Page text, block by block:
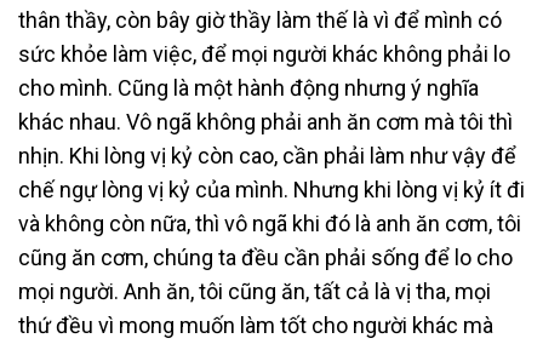
thân thầy, còn bây giờ thầy làm thế là vì để mình có
sức khỏe làm việc, để mọi người khác không phải lo
cho mình. Cũng là một hành động nhưng ý nghĩa
khác nhau. Vô ngã không phải anh ăn cơm mà tôi thì
nhịn. Khi lòng vị kỷ còn cao, cần phải làm như vậy để
chế ngự lòng vị kỷ của mình. Nhưng khi lòng vị kỷ ít đi
và không còn nữa, thì vô ngã khi đó là anh ăn cơm, tôi
cũng ăn cơm, chúng ta đều cần phải sống để lo cho
mọi người. Anh ăn, tôi cũng ăn, tất cả là vị tha, mọi
thứ đều vì mong muốn làm tốt cho người khác mà